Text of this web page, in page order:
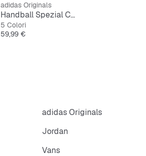
adidas Originals
Handball Spezial Comfort Closure Elastic Lace Bambini Piccoli
5 Colori
Prezzo
59,99 €
adidas Originals
Jordan
Vans